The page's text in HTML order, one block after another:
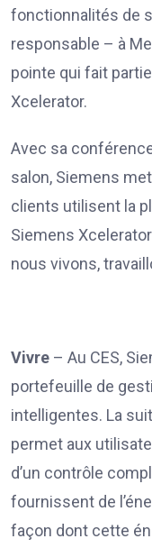
fonctionnalités de
responsable – à
pointe qui fait
Xcelerator.
Avec sa
salon, Siemens
clients utilisent la
Siemens
nous vivons,
Vivre – Au CES,
portefeuille de
intelligentes. La
permet aux
d’un contrôle
fournissent de
façon dont cette